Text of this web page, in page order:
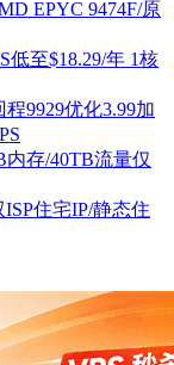
EPYC 9474F/原
低至$18.29/年 1核
9929优化3.99加
内存/40TB流量仅
住宅IP/静态住